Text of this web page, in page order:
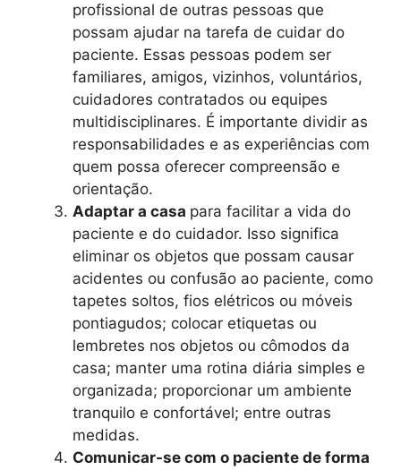
profissional de outras pessoas que
possam ajudar na tarefa de cuidar do
paciente. Essas pessoas podem ser
familiares, amigos, vizinhos, voluntários,
cuidadores contratados ou equipes
multidisciplinares. É importante dividir as
responsabilidades e as experiências com
quem possa oferecer compreensão e
orientação.
Adaptar a casa para facilitar a vida do
paciente e do cuidador. Isso significa
eliminar os objetos que possam causar
acidentes ou confusão ao paciente, como
tapetes soltos, fios elétricos ou móveis
pontiagudos; colocar etiquetas ou
lembretes nos objetos ou cômodos da
casa; manter uma rotina diária simples e
organizada; proporcionar um ambiente
tranquilo e confortável; entre outras
medidas.
Comunicar-se com o paciente de forma